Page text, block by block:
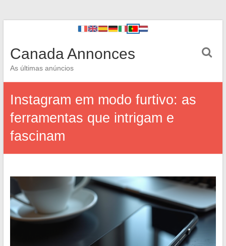
Canada Annonces
As últimas anúncios
Instagram em modo furtivo: as
ferramentas que intrigam e
fascinam